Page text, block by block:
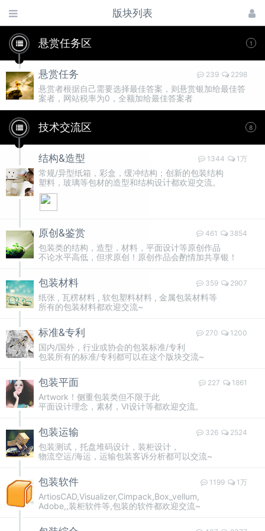
版块列表
悬赏任务区 1
悬赏任务 239 2298
悬赏者根据自己需要选择最佳答案，则悬赏银加给最佳答
案者，网站税率为0，全额加给最佳答案者
技术交流区 8
结构&造型 1344 1万
常规/异型纸箱，彩盒，缓冲结构；创新的包装结构
塑料，玻璃等包材的造型和结构设计都欢迎交流。
原创&鉴赏 461 3854
包装类的结构，造型，材料，平面设计等原创作品
不论水平高低，但求原创！原创作品会酌情加共享银！
包装材料 359 2907
纸张 , 瓦楞材料 , 软包塑料材料 , 金属包装材料等
所有的包装材料都欢迎交流~
标准&专利 270 1200
国内/国外，行业或协会的包装标准/专利
包装所有的标准/专利都可以在这个版块交流~
包装平面 227 1861
Artwork！侧重包装类但不限于此
平面设计理念，素材，VI设计等都欢迎交流。
包装运输 326 2524
包装测试，托盘堆码设计，装柜设计，
物流空运/海运，运输包装客诉分析都可以交流~
包装软件 1199 1万
ArtiosCAD,Visualizer,Cimpack,Box_vellum,
Adobe,,装柜软件等,包装的软件都欢迎交流~